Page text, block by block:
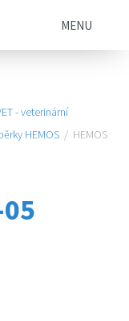
MENU
- veterinární
HEMOS / HEMOS